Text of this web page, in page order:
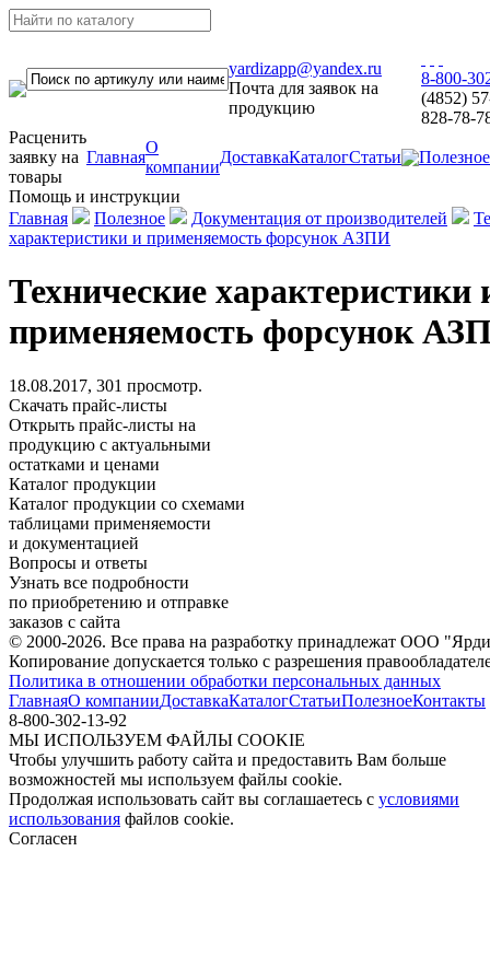
yardizapp@yandex.ru
Почта для заявок на
продукцию
8-800-
(4852)
828-78-
Расценить
заявку на
товары
Главная
О
компании
ДоставкаКаталогСтатьи Полезное
Помощь и инструкции
Главная
Полезное Документация от производителей
характеристики и применяемость форсунок АЗПИ
Технические характеристики
применяемость форсунок
18.08.2017, 301 просмотр.
Скачать прайс-листы
Открыть прайс-листы на
продукцию с актуальными
остатками и ценами
Каталог продукции
Каталог продукции со схемами
таблицами применяемости
и документацией
Вопросы и ответы
Узнать все подробности
по приобретению и отправке
заказов с сайта
© 2000-2026. Все права на разработку принадлежат ООО
Копирование допускается только с разрешения
Политика в отношении обработки персональных данных
ГлавнаяО компанииДоставкаКаталогСтатьиПолезноеКонтакты
8-800-302-13-92
МЫ ИСПОЛЬЗУЕМ ФАЙЛЫ COOKIE
Чтобы улучшить работу сайта и предоставить Вам больше
возможностей мы используем файлы cookie.
Продолжая использовать сайт вы соглашаетесь с условиями
использования файлов cookie.
Согласен